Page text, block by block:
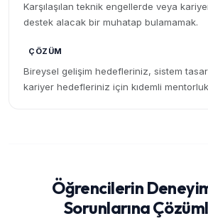
Karşılaşılan teknik engellerde veya
destek alacak bir muhatap bulamamak.
ÇÖZÜM
Bireysel gelişim hedefleriniz, sistem
kariyer hedefleriniz için kıdemli mentorluk
Öğrencilerin
Sorunlarına